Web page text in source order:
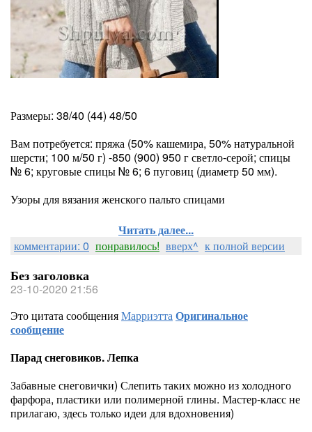
Размеры: 38/40 (44) 48/50
Вам потребуется: пряжа (50% кашемира, 50% натуральной
шерсти; 100 м/50 г) -850 (900) 950 г светло-серой; спицы
№ 6; круговые спицы № 6; 6 пуговиц (диаметр 50 мм).
Узоры для вязания женского пальто спицами
Читать далее...
комментарии: 0 понравилось! вверх^ к полной версии
Без заголовка
23-10-2020 21:56
Это цитата сообщенияМарриэттаОригинальное
сообщение
Парад снеговиков. Лепка
Забавные снеговички) Слепить таких можно из холодного
фарфора, пластики или полимерной глины. Мастер-класс не
прилагаю, здесь только идеи для вдохновения)